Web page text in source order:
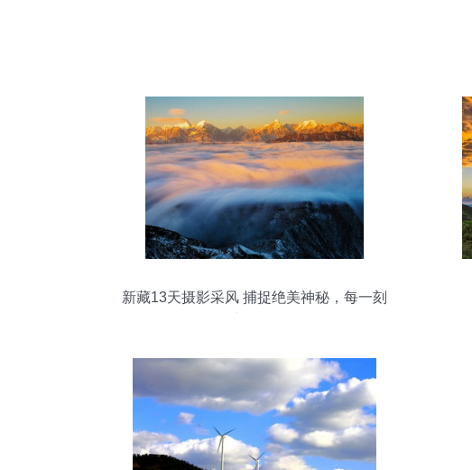
新藏13天摄影采风 捕捉绝美神秘，每一刻